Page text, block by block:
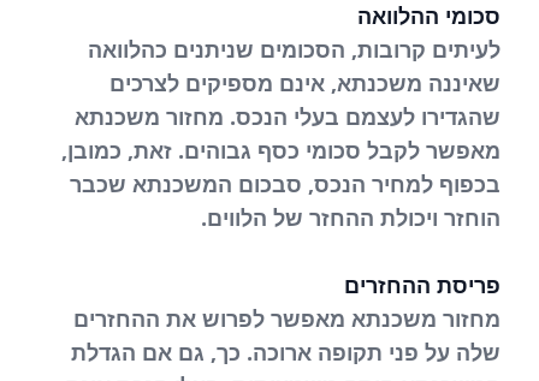
סכומי ההלוואה
לעיתים קרובות, הסכומים שניתנים כהלוואה
שאיננה משכנתא, אינם מספיקים לצרכים
שהגדירו לעצמם בעלי הנכס. מחזור משכנתא
מאפשר לקבל סכומי כסף גבוהים. זאת, כמובן,
בכפוף למחיר הנכס, סבכום המשכנתא שכבר
הוחזר ויכולת ההחזר של הלווים.
פריסת ההחזרים
מחזור משכנתא מאפשר לפרוש את ההחזרים
שלה על פני תקופה ארוכה. כך, גם אם הגדלת